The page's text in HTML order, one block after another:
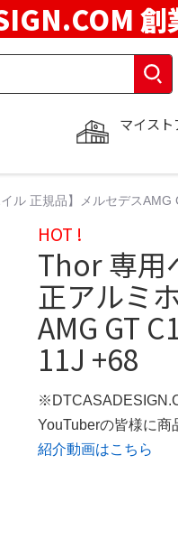
創
マイスト
正規品】メルセデスAMG
HOT !
Thor 専用
正アルミ
AMG GT
11J +68
YouTuberの皆様に商
紹介動画はこちら